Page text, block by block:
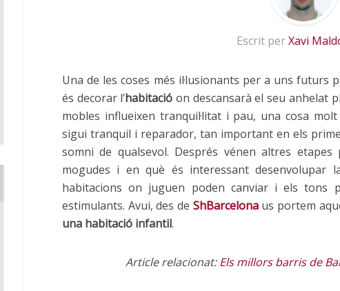
Escrit perXavi
Una de les coses més il·lusionants per a uns futurs
és decorar l’habitació on descansarà el seu anhelat
mobles influeixen tranquil·litat i pau, una cosa
sigui tranquil i reparador, tan important en els
somni de qualsevol. Després vénen altres
mogudes i en què és interessant desenvolupar
habitacions on juguen poden canviar i els tons
estimulants. Avui, des de ShBarcelonaus portem
una habitació infantil.
Article relacionat:Els millors barris de